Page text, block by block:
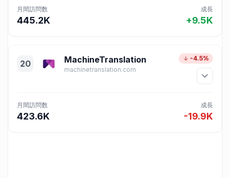
月間訪問数
445.2K
成長
+9.5K
20 MachineTranslation
machinetranslation.com
-4.5%
月間訪問数
423.6K
成長
-19.9K